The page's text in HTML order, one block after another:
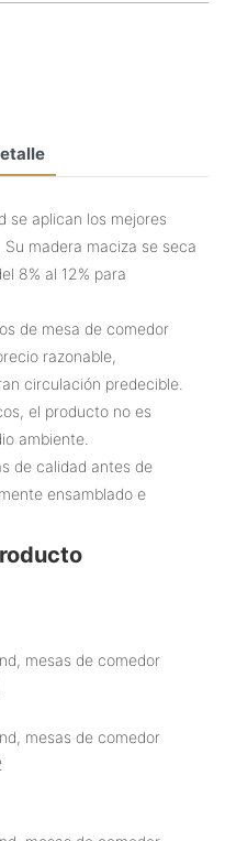
se aplican los mejores
madera maciza se seca
8% al 12% para
de mesa de comedor
razonable,
circulación predecible.
el producto no es
ambiente.
de calidad antes de
ensamblado e